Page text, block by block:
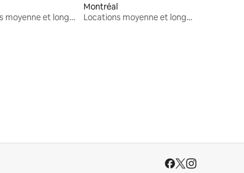
Locations moyenne et longue durée
Montréal
Locations moyenne et longue durée